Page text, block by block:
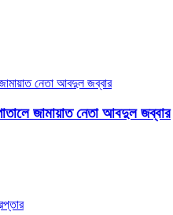
জামায়াত নেতা আবদুল জব্বার